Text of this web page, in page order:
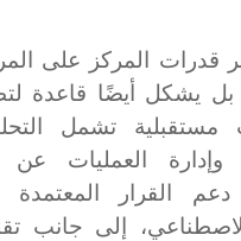
قدرات المركز على
بل يشكل أيضًا قاعدة
مستقبلية تشمل
وإدارة العمليات عن
دعم القرار المعتمدة
إلى جانب